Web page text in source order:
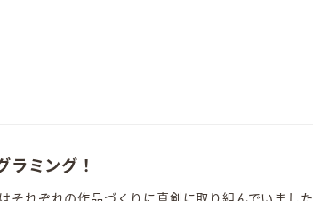
ラミング！